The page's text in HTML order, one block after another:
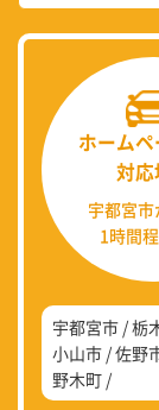
ホーム
対
宇都宮
1時間
宇都宮市 栃
小山市 佐野
野木町